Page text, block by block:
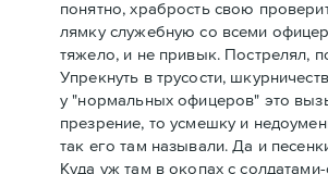
понятно, храбрость свою
лямку служебную со всеми
тяжело, и не привык. Пострелял,
Упрекнуть в трусости,
у "нормальных офицеров" это
презрение, то усмешку и
так его там называли. Да и
Куда уж там в окопах с